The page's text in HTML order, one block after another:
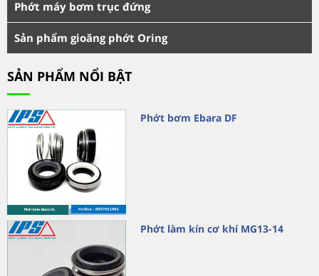
Phớt máy bơm trục đứng
Sản phẩm gioăng phớt Oring
SẢN PHẨM NỔI BẬT
Phớt bơm Ebara DF
Phớt làm kín cơ khí MG13-14